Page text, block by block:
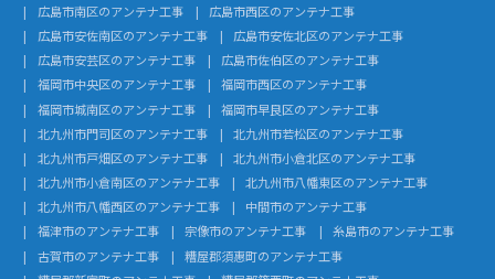
広島市南区のアンテナ工事
広島市西区のアンテナ工事
広島市安佐南区のアンテナ工事
広島市安佐北区のアンテナ工事
広島市安芸区のアンテナ工事
広島市佐伯区のアンテナ工事
福岡市中央区のアンテナ工事
福岡市西区のアンテナ工事
福岡市城南区のアンテナ工事
福岡市早良区のアンテナ工事
北九州市門司区のアンテナ工事
北九州市若松区のアンテナ工事
北九州市戸畑区のアンテナ工事
北九州市小倉北区のアンテナ工事
北九州市小倉南区のアンテナ工事
北九州市八幡東区のアンテナ工事
北九州市八幡西区のアンテナ工事
中間市のアンテナ工事
福津市のアンテナ工事
宗像市のアンテナ工事
糸島市のアンテナ工事
古賀市のアンテナ工事
糟屋郡須惠町のアンテナ工事